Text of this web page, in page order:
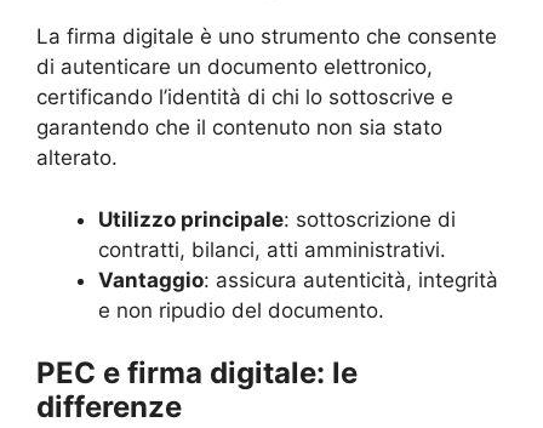
La firma digitale è uno strumento che consente
di autenticare un documento elettronico,
certificando l’identità di chi lo sottoscrive e
garantendo che il contenuto non sia stato
alterato.
Utilizzo principale: sottoscrizione di
contratti, bilanci, atti amministrativi.
Vantaggio: assicura autenticità, integrità
e non ripudio del documento.
PEC e firma digitale: le
differenze